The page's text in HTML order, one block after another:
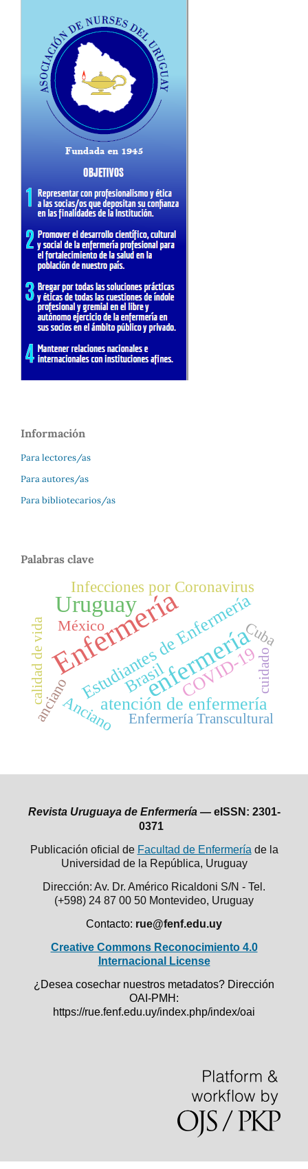
Información
Para lectores/as
Para autores/as
Para bibliotecarios/as
Palabras clave
Enfermeríaenfermería
Uruguay
Estudiantes de Enfermería
atención de enfermería
COVID-19
Brasil
Anciano
Infecciones por Coronavirus
México Cuba
anciano
calidad de vida
Enfermería Transcultural
cuidado
Revista Uruguaya de Enfermería — eISSN: 2301-
0371
Publicación oficial de Facultad de Enfermería de la
Universidad de la República, Uruguay
Dirección: Av. Dr. Américo Ricaldoni S/N - Tel.
(+598) 24 87 00 50 Montevideo, Uruguay
Contacto: rue@fenf.edu.uy
Creative Commons Reconocimiento 4.0
Internacional License
¿Desea cosechar nuestros metadatos? Dirección
OAI-PMH:
https://rue.fenf.edu.uy/index.php/index/oai